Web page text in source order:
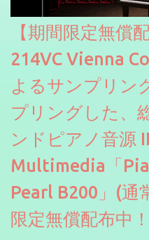
【期間限定無償
214VC Vienna
よるサンプリン
プリングした、
ンドピアノ音源
Multimedia「
Pearl B200」(通
限定無償配布中！